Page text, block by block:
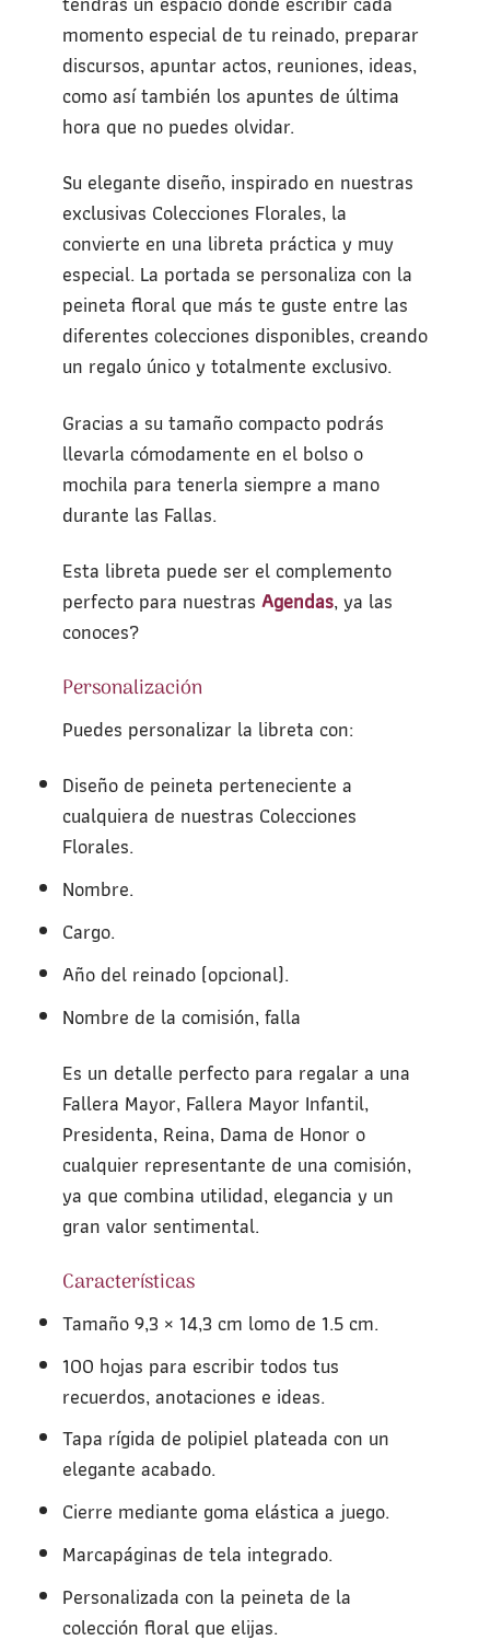
momento especial de tu reinado, preparar
discursos, apuntar actos, reuniones, ideas,
como así también los apuntes de última
hora que no puedes olvidar.
Su elegante diseño, inspirado en nuestras
exclusivas Colecciones Florales, la
convierte en una libreta práctica y muy
especial. La portada se personaliza con la
peineta floral que más te guste entre las
diferentes colecciones disponibles, creando
un regalo único y totalmente exclusivo.
Gracias a su tamaño compacto podrás
llevarla cómodamente en el bolso o
mochila para tenerla siempre a mano
durante las Fallas.
Esta libreta puede ser el complemento
perfecto para nuestras Agendas, ya las
conoces?
Personalización
Puedes personalizar la libreta con:
Diseño de peineta perteneciente a
cualquiera de nuestras Colecciones
Florales.
Nombre.
Cargo.
Año del reinado (opcional).
Nombre de la comisión, falla
Es un detalle perfecto para regalar a una
Fallera Mayor, Fallera Mayor Infantil,
Presidenta, Reina, Dama de Honor o
cualquier representante de una comisión,
ya que combina utilidad, elegancia y un
gran valor sentimental.
Características
Tamaño 9,3 × 14,3 cm lomo de 1.5 cm.
100 hojas para escribir todos tus
recuerdos, anotaciones e ideas.
Tapa rígida de polipiel plateada con un
elegante acabado.
Cierre mediante goma elástica a juego.
Marcapáginas de tela integrado.
Personalizada con la peineta de la
colección floral que elijas.